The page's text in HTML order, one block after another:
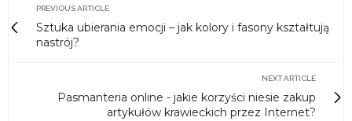
PREVIOUS ARTICLE
Sztuka ubierania emocji – jak kolory i fasony kształtują
nastrój?
NEXT ARTICLE
Pasmanteria online - jakie korzyści niesie zakup
artykułów krawieckich przez Internet?